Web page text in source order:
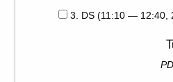
3. DS (11:10 — 12:40,